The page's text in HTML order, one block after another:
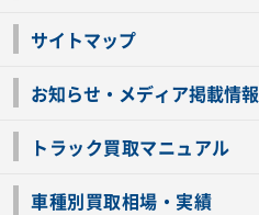
サイトマップ
お知らせ・メディア掲載情報
トラック買取マニュアル
車種別買取相場・実績